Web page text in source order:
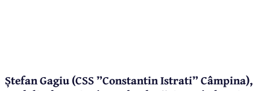
Ștefan Gagiu (CSS ”Constantin Istrati” Câmpina),